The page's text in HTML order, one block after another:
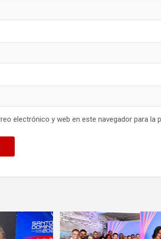
electrónico y web en este navegador para la